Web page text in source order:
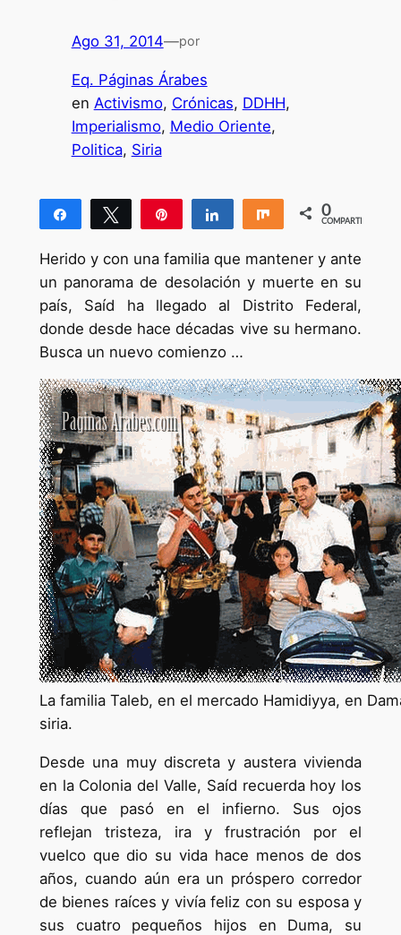
Ago 31, 2014—por
Eq. Páginas Árabes
en Activismo, Crónicas, DDHH
Imperialismo, Medio Oriente
Politica, Siria
Compartir Twittear Compartir Compartir
0
COMPARTIR
Herido y con una familia que mantener y ante
un panorama de desolación y muerte en su
país, Saíd ha llegado al Distrito Federal,
donde desde hace décadas vive su hermano.
Busca un nuevo comienzo …
La familia Taleb, en el mercado Hamidiyya, en
siria.
Desde una muy discreta y austera vivienda
en la Colonia del Valle, Saíd recuerda hoy los
días que pasó en el infierno. Sus ojos
reflejan tristeza, ira y frustración por el
vuelco que dio su vida hace menos de dos
años, cuando aún era un próspero corredor
de bienes raíces y vivía feliz con su esposa y
sus cuatro pequeños hijos en Duma, su